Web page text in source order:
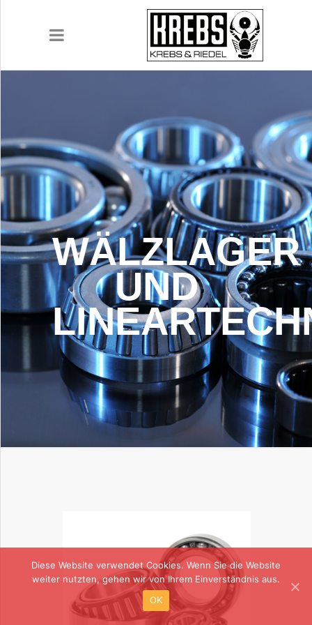
UNTERNEHMEN
PRODUKTE
ANWENDUNGEN
KARRIERE
DOWNLOADS
KONTAKT
WÄLZLAGER
UND
Diese Website verwendet Cookies. Wenn Sie die Website
weiter nutzten, gehen wir von Ihrem Einverständnis aus.
OK